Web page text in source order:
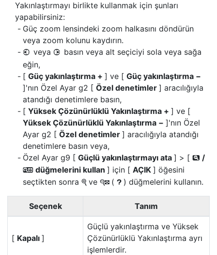
Yakınlaştırmayı birlikte kullanmak için şunları
yapabilirsiniz:
Güç zoom lensindeki zoom halkasını döndürün
veya zoom kolunu kaydırın.
4 veya 2 basın veya alt seçiciyi sola veya sağa
eğin,
[ Güç yakınlaştırma + ] ve [ Güç yakınlaştırma −
]'nın Özel Ayar g2 [ Özel denetimler ] aracılığıyla
atandığı denetimlere basın,
[ Yüksek Çözünürlüklü Yakınlaştırma + ] ve [
Yüksek Çözünürlüklü Yakınlaştırma − ]'nın Özel
Ayar g2 [ Özel denetimler ] aracılığıyla atandığı
denetimlere basın veya,
Özel Ayar g9 [ Güçlü yakınlaştırmayı ata ] > [ x /
w düğmelerini kullan ] için [ AÇIK ] öğesini
seçtikten sonra X ve W ( Q ) düğmelerini kullanın.
Seçenek Tanım
[ Kapalı ]
Güçlü yakınlaştırma ve Yüksek
Çözünürlüklü Yakınlaştırma ayrı
işlemlerdir.